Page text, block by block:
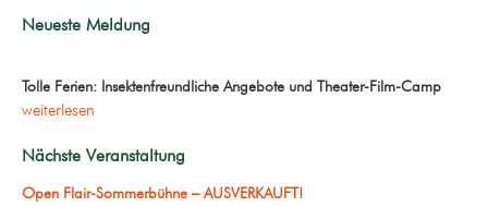
Neueste Meldung
Tolle Ferien: Insektenfreundliche Angebote und Theater-Film-Camp
weiterlesen
Nächste Veranstaltung
Open Flair-Sommerbühne – AUSVERKAUFT!